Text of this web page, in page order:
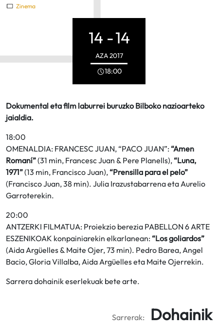
Zinema
14 -14
AZA2017
18:00
Dokumental eta film laburrei buruzko Bilboko nazioarteko
jaialdia.
18:00
OMENALDIA: FRANCESC JUAN, “PACO JUAN”: “Amen
Romaní”(31 min, Francesc Juan & Pere Planells),“Luna,
1971”(13 min, Francisco Juan),“Prensilla para el pelo”
(Francisco Juan, 38 min). Julia Irazustabarrena eta Aurelio
Garroterekin.
20:00
ANTZERKI FILMATUA: Proiekzio berezia PABELLON 6 ARTE
ESZENIKOAK konpainiarekin elkarlanean: “Los goliardos”
(Aida Argüelles & Maite Ojer, 73 min). Pedro Barea, Angel
Bacio, Gloria Villalba, Aida Argüelles eta Maite Ojerrekin.
Sarrera dohainik eserlekuak bete arte.
Sarrerak: Dohainik